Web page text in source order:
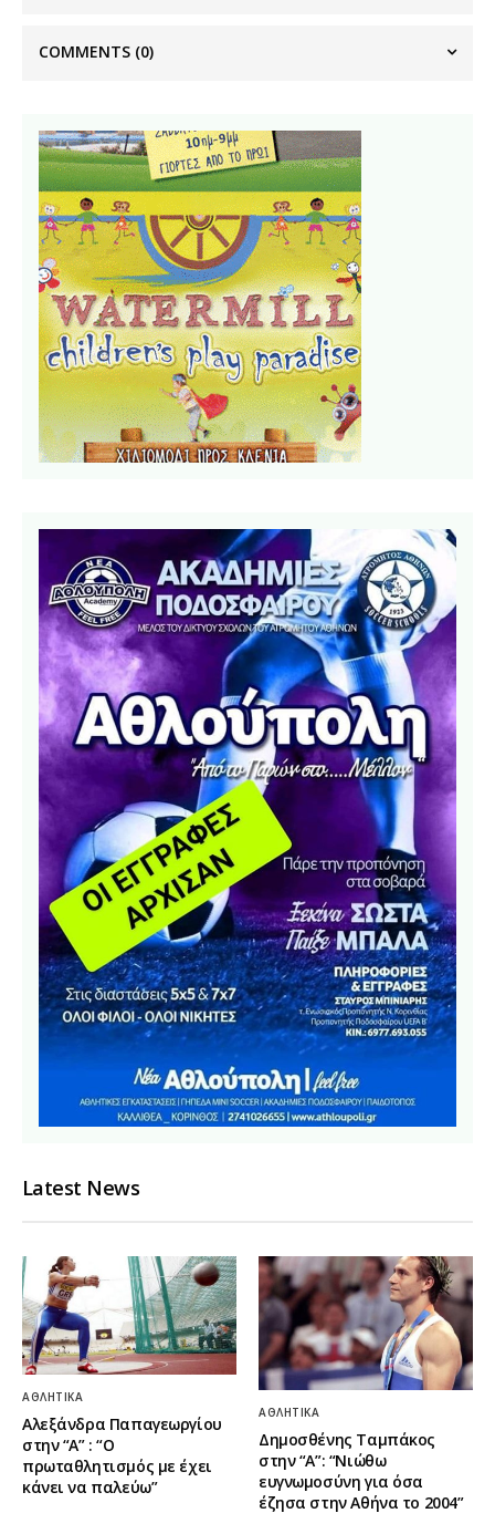
COMMENTS (0)
Latest News
ΑΘΛΗΤΙΚΆ
Αλεξάνδρα Παπαγεωργίου
στην “Α” : “Ο
πρωταθλητισμός με έχει
κάνει να παλεύω”
ΑΘΛΗΤΙΚΆ
Δημοσθένης Ταμπάκος
στην “A”: “Νιώθω
ευγνωμοσύνη για όσα
έζησα στην Αθήνα το 2004”